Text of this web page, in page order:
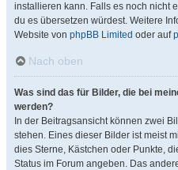
installieren kann. Falls es noch nicht
du es übersetzen würdest. Weitere
Website von phpBB Limited oder auf
Nach oben
Was sind das für Bilder, die bei
werden?
In der Beitragsansicht können zwei
stehen. Eines dieser Bilder ist meist
dies Sterne, Kästchen oder Punkte,
Status im Forum angeben. Das